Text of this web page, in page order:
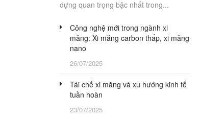
dựng quan trọng bậc nhất trong...
Công nghệ mới trong ngành xi
măng: Xi măng carbon thấp, xi măng
nano
26/07/2025
Tái chế xi măng và xu hướng kinh tế
tuần hoàn
23/07/2025